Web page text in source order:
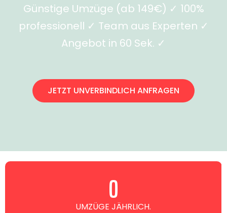
Günstige Umzüge (ab 149€) ✓ 100%
professionell ✓ Team aus Experten ✓
Angebot in 60 Sek. ✓
JETZT UNVERBINDLICH ANFRAGEN
UMZÜGE JÄHRLICH.
0